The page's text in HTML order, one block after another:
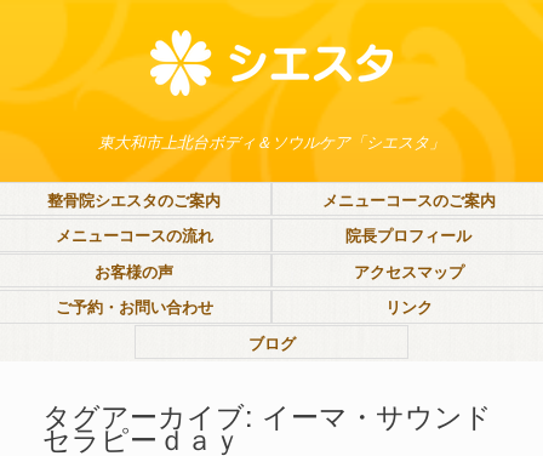
東大和市上北台ボディ＆ソウルケア「シエスタ」
整骨院シエスタのご案内
メニューコースのご案内
メニューコースの流れ
院長プロフィール
お客様の声
アクセスマップ
ご予約・お問い合わせ
リンク
ブログ
タグアーカイブ: イーマ・サウンド
セラピーｄａｙ